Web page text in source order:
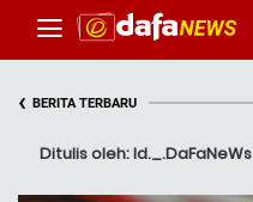
‹ BERITA TERBARU
Ditulis oleh: Id._.DaFaNeWs